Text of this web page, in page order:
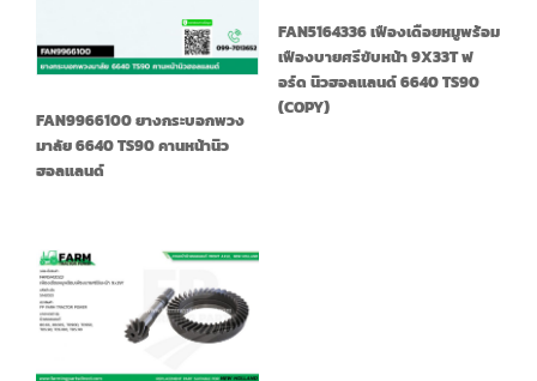
FAN9966100 ยางกระบอกพวง
มาลัย 6640 TS90 คานหน้านิว
ฮอลแลนด์
FAN5164336 เฟืองเดือยหมูพร้อม
เฟืองบายศรีขับหน้า 9X33T ฟ
อร์ด นิวฮอลแลนด์ 6640 TS90
(COPY)